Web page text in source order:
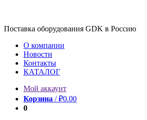
Поставка оборудования GDK в Россию
О компании
Новости
Контакты
КАТАЛОГ
Мой аккаунт
Корзина /₽0.00
0